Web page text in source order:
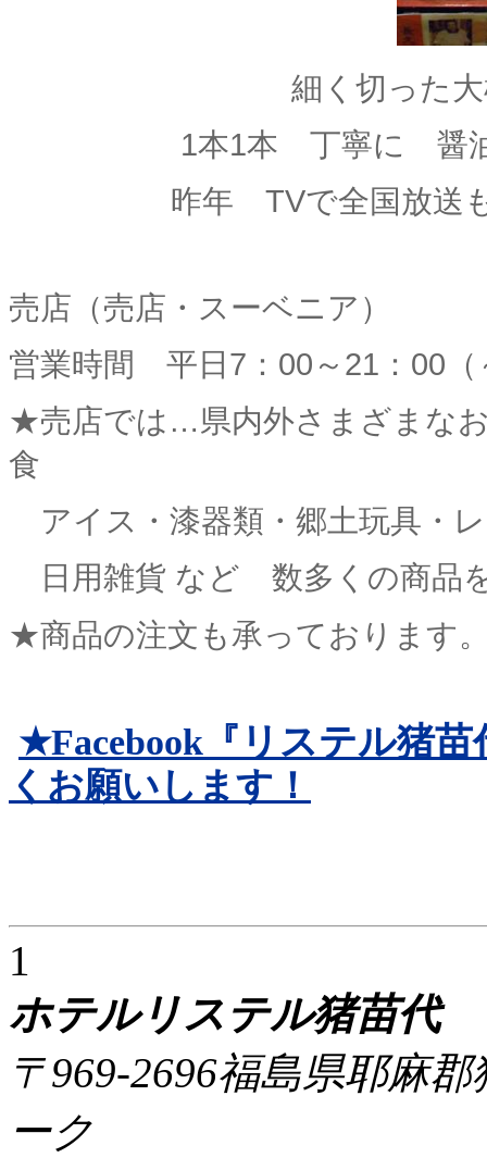
細く切った
1本1本 丁寧に 醤
昨年 TVで全国放送
売店（売店・スーベニア）
営業時間 平日7：00～21：00
★売店では…県内外さまざまな
食
アイス・漆器類・郷土玩具・
日用雑貨 など 数多くの商品
★商品の注文も承っております
★Facebook『 リステル猪
くお願いします！
1
ホテルリステル猪苗代
〒969-2696福島県耶麻
ーク